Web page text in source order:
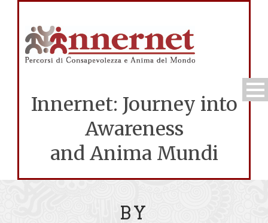
Innernet: Journey into
Awareness
and Anima Mundi
BY